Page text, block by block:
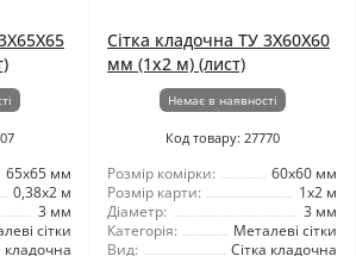
65x65 мм
0,38x2 м
3 мм
сітки
кладочна
Сітка кладочна ТУ 3X60X60
мм (1x2 м) (лист)
Немає в наявності
Код товару: 27770
Розмір комірки:
60x60 мм
Розмір карти:
1x2 м
Діаметр:
3 мм
Категорія:
Металеві сітки
Вид:
Сітка кладочна